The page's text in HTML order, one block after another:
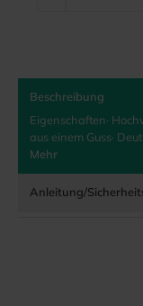
Beschreibung
Eigenschaften·
aus einem Guss·
Mehr
Anleitung/